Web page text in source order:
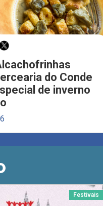
do Conde
de inverno
Festivais